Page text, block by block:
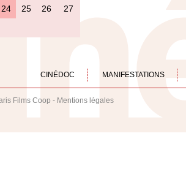
24 25 26
27
CINÉDOC MANIFESTATIONS
Films Coop - Mentions légales